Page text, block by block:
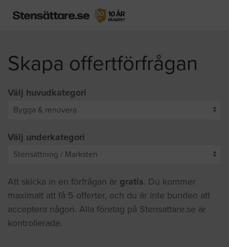
Skapa offertförfrågan
Välj huvudkategori
Välj underkategori
Att skicka in en förfrågan är gratis. Du kommer
maximalt att få 5 offerter, och du är inte bunden att
acceptera någon. Alla företag på Stensattare.se är
kontrollerade.